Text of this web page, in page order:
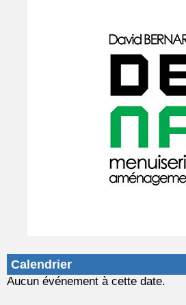
Calendrier
Aucun événement à cette date.